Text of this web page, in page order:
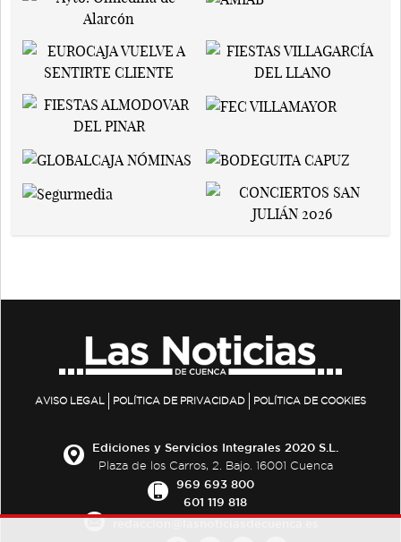
AVISO LEGAL POLÍTICA DE PRIVACIDAD POLÍTICA DE COOKIES
Ediciones y Servicios Integrales 2020 S.L.
Plaza de los Carros, 2. Bajo. 16001 Cuenca
969 693 800
601 119 818